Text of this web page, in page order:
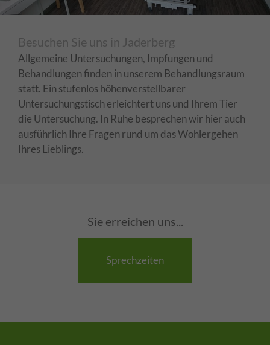
Besuchen Sie uns in Jaderberg
Allgemeine Untersuchungen, Impfungen und
Behandlungen finden in unserem Behandlungsraum
statt. Ein stufenlos höhenverstellbarer
Untersuchungstisch erleichtert uns und Ihrem Tier
die Untersuchung. In Ruhe besprechen wir hier auch
ausführlich Ihre Fragen rund um das Wohlergehen
Ihres Lieblings.
Sie erreichen uns...
Sprechzeiten